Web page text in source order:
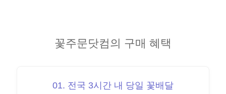
꽃주문닷컴의 구매 혜택
01. 전국 3시간 내 당일 꽃배달